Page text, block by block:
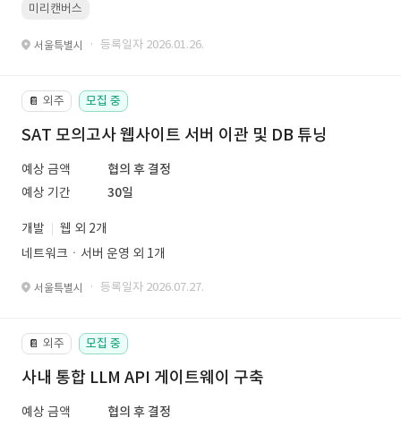
미리캔버스
서울특별시 · 등록일자 2026.01.26.
📔 외주 모집 중
SAT 모의고사 웹사이트 서버 이관 및 DB 튜닝
예상 금액
협의 후 결정
예상 기간
30일
개발
웹 외 2개
네트워크ㆍ서버 운영 외 1개
서울특별시 · 등록일자 2026.07.27.
📔 외주 모집 중
사내 통합 LLM API 게이트웨이 구축
예상 금액
협의 후 결정